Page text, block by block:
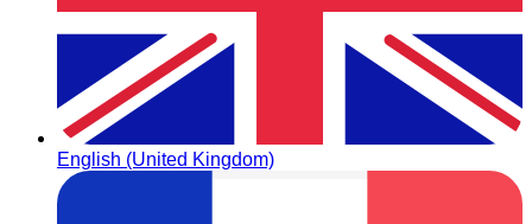
English (United Kingdom)